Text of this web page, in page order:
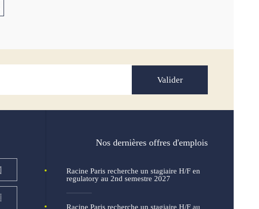
Valider
Nos dernières offres d'emplois
Racine Paris recherche un stagiaire H/F en
regulatory au 2nd semestre 2027
Racine Paris recherche un stagiaire H/F au